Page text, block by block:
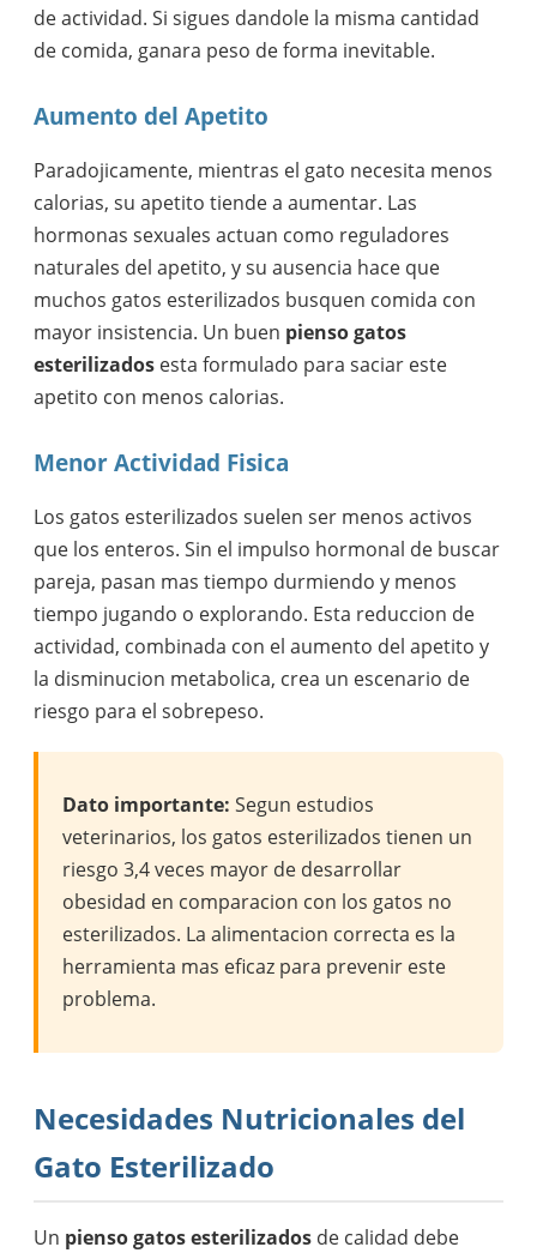
de actividad. Si sigues dandole la misma cantidad
de comida, ganara peso de forma inevitable.
Aumento del Apetito
Paradojicamente, mientras el gato necesita menos
calorias, su apetito tiende a aumentar. Las
hormonas sexuales actuan como reguladores
naturales del apetito, y su ausencia hace que
muchos gatos esterilizados busquen comida con
mayor insistencia. Un buen pienso gatos
esterilizados esta formulado para saciar este
apetito con menos calorias.
Menor Actividad Fisica
Los gatos esterilizados suelen ser menos activos
que los enteros. Sin el impulso hormonal de buscar
pareja, pasan mas tiempo durmiendo y menos
tiempo jugando o explorando. Esta reduccion de
actividad, combinada con el aumento del apetito y
la disminucion metabolica, crea un escenario de
riesgo para el sobrepeso.
Dato importante: Segun estudios
veterinarios, los gatos esterilizados tienen un
riesgo 3,4 veces mayor de desarrollar
obesidad en comparacion con los gatos no
esterilizados. La alimentacion correcta es la
herramienta mas eficaz para prevenir este
problema.
Necesidades Nutricionales del
Gato Esterilizado
Un pienso gatos esterilizados de calidad debe